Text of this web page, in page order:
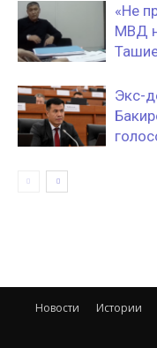
«Не
МВД
Экс-
Новости Истории